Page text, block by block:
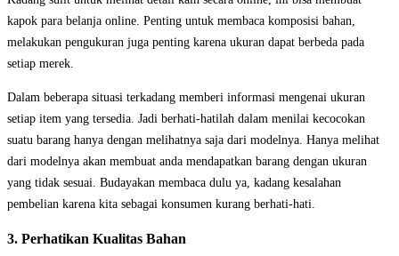
kapok para belanja online. Penting untuk membaca komposisi bahan,
melakukan pengukuran juga penting karena ukuran dapat berbeda pada
setiap merek.
Dalam beberapa situasi terkadang memberi informasi mengenai ukuran
setiap item yang tersedia. Jadi berhati-hatilah dalam menilai kecocokan
suatu barang hanya dengan melihatnya saja dari modelnya. Hanya melihat
dari modelnya akan membuat anda mendapatkan barang dengan ukuran
yang tidak sesuai. Budayakan membaca dulu ya, kadang kesalahan
pembelian karena kita sebagai konsumen kurang berhati-hati.
3. Perhatikan Kualitas Bahan